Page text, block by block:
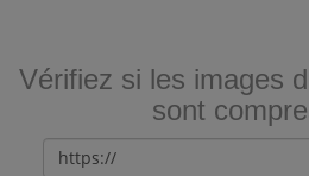
Vérifiez si les images
sont